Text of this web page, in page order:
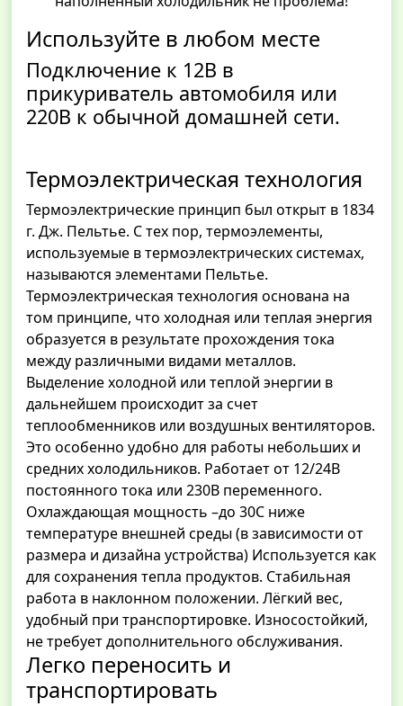
Используйте в любом месте
Подключение к 12В в
прикуриватель автомобиля или
220В к обычной домашней сети.
Термоэлектрическая технология
Термоэлектрические принцип был открыт в 1834
г. Дж. Пельтье. С тех пор, термоэлементы,
используемые в термоэлектрических системах,
называются элементами Пельтье.
Термоэлектрическая технология основана на
том принципе, что холодная или теплая энергия
образуется в результате прохождения тока
между различными видами металлов.
Выделение холодной или теплой энергии в
дальнейшем происходит за счет
теплообменников или воздушных вентиляторов.
Это особенно удобно для работы небольших и
средних холодильников. Работает от 12/24В
постоянного тока или 230В переменного.
Охлаждающая мощность –до 30С ниже
температуре внешней среды (в зависимости от
размера и дизайна устройства) Используется как
для сохранения тепла продуктов. Стабильная
работа в наклонном положении. Лёгкий вес,
удобный при транспортировке. Износостойкий,
не требует дополнительного обслуживания.
Легко переносить и
транспортировать